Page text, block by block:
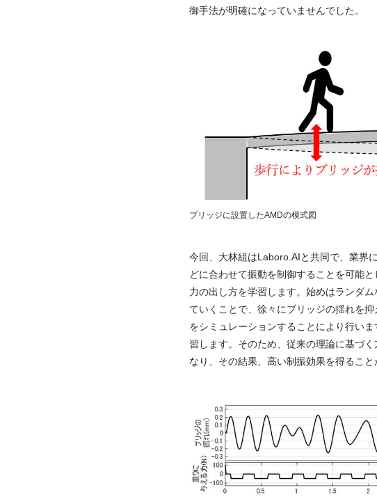
御手法が明確になっていませんでした。
ブリッジに設置したAMDの模式図
今回、大林組はLaboro.AIと共同で、業界
どに合わせて振動を制御することを可能
力の出し方を学習します。始めはランダ
ていくことで、徐々にブリッジの揺れを
をシミュレーションすることにより行い
習します。そのため、従来の理論に基づ
なり、その結果、高い制振効果を得ること